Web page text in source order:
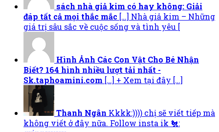
sách nhà giả kim có hay không: Giải
đáp tất cả mọi thắc mắc […] Nhà giả kim – Những
giá trị sâu sắc về cuộc sống và tình yêu [
Hình Ảnh Các Con Vật Cho Bé Nhận
Biết? 164 hình nhiều lượt tải nhất -
Sk.taphoamini.com […] + Xem tại đây […]
Thanh Ngân Kkkk:)))) chị sẽ viết tiếp mà
không viết ở đây nữa. Follow insta ik 🐔: